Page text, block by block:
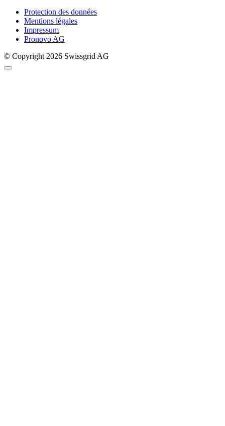
Protection des données
Mentions légales
Impressum
Pronovo AG
© Copyright 2026 Swissgrid AG